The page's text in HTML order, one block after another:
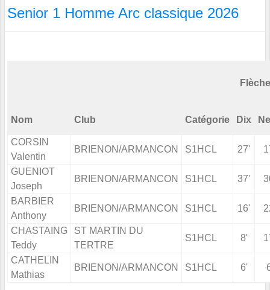
Senior 1 Homme Arc classique 2026
Nom Club Catégorie Dix
CORSIN
Valentin
BRIENON/ARMANCON S1HCL 27'
GUENIOT
Joseph
BRIENON/ARMANCON S1HCL 37'
BARBIER
Anthony
BRIENON/ARMANCON S1HCL 16'
CHASTAING
Teddy
ST MARTIN DU
TERTRE
S1HCL 8'
CATHELIN
Mathias
BRIENON/ARMANCON S1HCL 6'